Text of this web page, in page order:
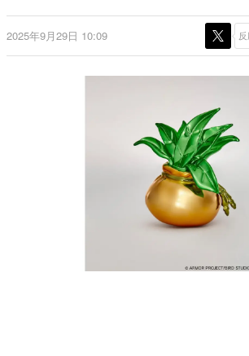
ゲーム世代の作家たち
ゲームに多大な影響を受けた作家
日本モバイルゲーム産業史
日本のモバイルゲーム史における主
ルを網羅するほか、開発者へのイン
解説を掲載。約20年の歴史が一望で
若ゲのいたり〜ゲームクリエ
『うつヌケ』『ペンと箸』等で知ら
一先生によるゲーム業界レポートマ
具体的な形から解き明かしていく、
2025年9月29日 10:09